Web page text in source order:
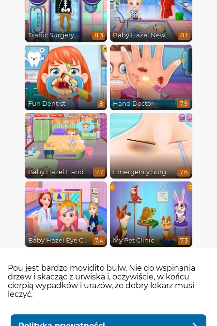
Traffic Surgery 8.3 Baby Hazel Newborn Vaccination 8.1
Fun Dentist 8 Hand Doctor 7.9
Baby Hazel Hand Fracture 7.7 Emergency Surgery 7.6
Baby Hazel Eye Care 7.4 My Pet Clinic 7.3
Pou jest bardzo movidito bulw. Nie do wspinania
drzew i skacząc z urwiska i, oczywiście, w końcu
cierpią wypadków i urazów, że dobry lekarz musi
leczyć.